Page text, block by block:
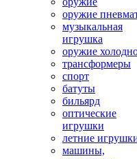
оружие
музыкальная
игрушка
оружие
трансформеры
спорт
батуты
бильярд
оптические
игрушки
летние
машины,